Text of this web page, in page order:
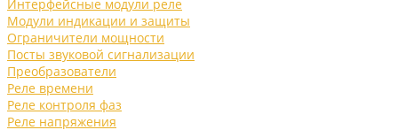
Интерфейсные модули реле
Модули индикации и защиты
Ограничители мощности
Посты звуковой сигнализации
Преобразователи
Реле времени
Реле контроля фаз
Реле напряжения